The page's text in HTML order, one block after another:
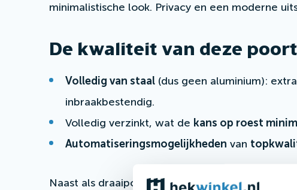
minimalistische look. Privacy en een moderne
De kwaliteit van deze
Volledig van staal (dus geen aluminium):
inbraakbestendig.
Volledig verzinkt, wat de kans op roest
Automatiseringsmogelijkheden van
Naast als draaipoort, is model Vecht ook